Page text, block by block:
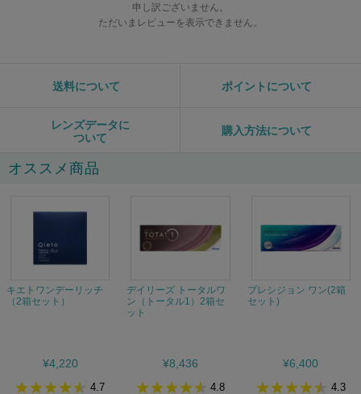
申し訳ございません。
ただいまレビューを表示できません。
送料について ポイントについて
レンズデータに
ついて
購入方法について
オススメ商品
キエトワンデーリッチ
（2箱セット）
¥4,220
4.7
デイリーズ トータルワ
ン（トータル1）2箱セ
ット
¥8,436
4.8
プレシジョン ワン(2箱
セット)
¥6,400
4.3